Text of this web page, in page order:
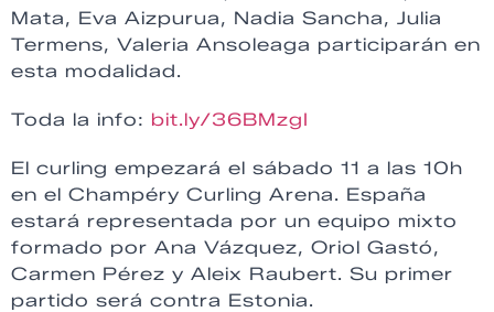
Mata, Eva Aizpurua, Nadia Sancha, Julia
Termens, Valeria Ansoleaga participarán en
esta modalidad.
Toda la info: bit.ly/36BMzgI
El curling empezará el sábado 11 a las 10h
en el Champéry Curling Arena. España
estará representada por un equipo mixto
formado por Ana Vázquez, Oriol Gastó,
Carmen Pérez y Aleix Raubert. Su primer
partido será contra Estonia.